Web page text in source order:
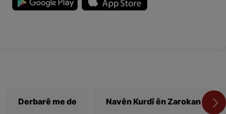
Derbarê me de Navên Kurdî ên Zarokan